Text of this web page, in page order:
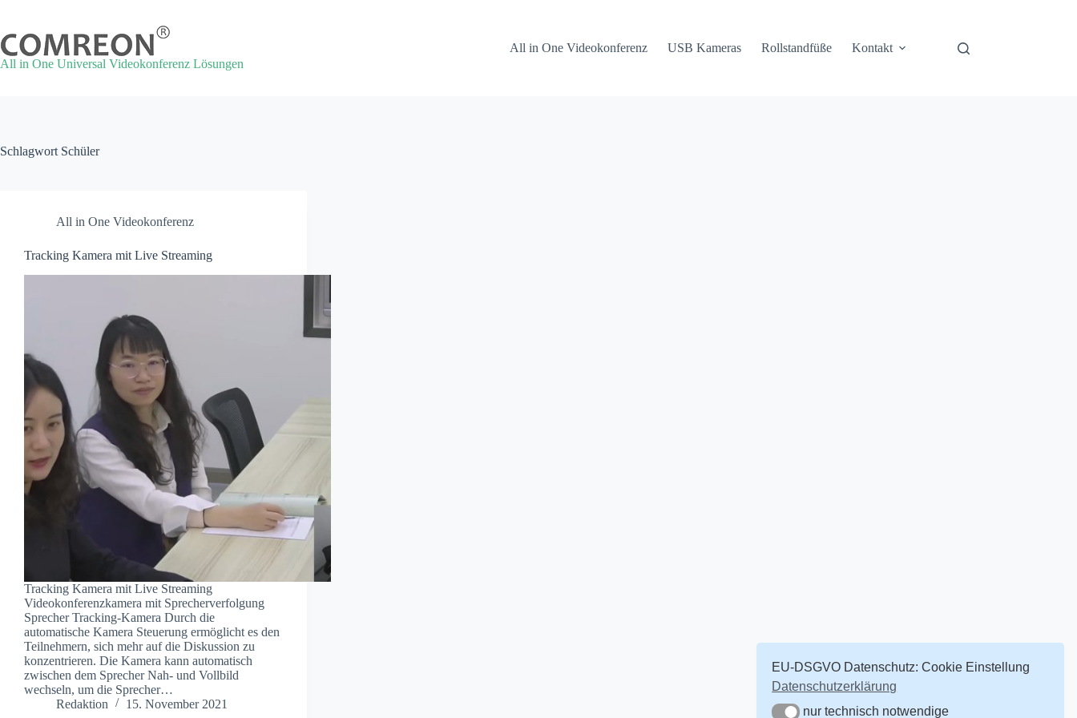
springen
All in One Universal Videokonferenz Lösungen
All in One Videokonferenz USB Kameras Rollstandfüße Kontakt
Schlagwort Schüler
All in One Videokonferenz
Tracking Kamera mit Live Streaming
Tracking Kamera mit Live Streaming
Videokonferenzkamera mit Sprecherverfolgung
Sprecher Tracking-Kamera Durch die
automatische Kamera Steuerung ermöglicht es den
Teilnehmern, sich mehr auf die Diskussion zu
konzentrieren. Die Kamera kann automatisch
zwischen dem Sprecher Nah- und Vollbild
wechseln, um die Sprecher…
Redaktion
15. November 2021
EU-DSGVO Datenschutz: Cookie Einstellung
Datenschutzerklärung
nur technisch notwendige
nur technisch notwendige